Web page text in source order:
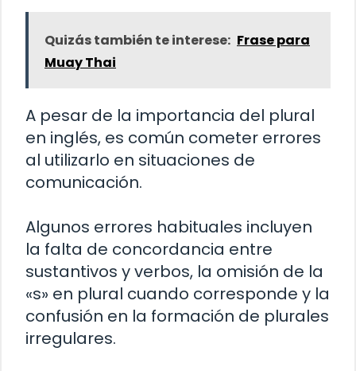
Quizás también te interese: Frase para
Muay Thai
A pesar de la importancia del plural
en inglés, es común cometer errores
al utilizarlo en situaciones de
comunicación.
Algunos errores habituales incluyen
la falta de concordancia entre
sustantivos y verbos, la omisión de la
«s» en plural cuando corresponde y la
confusión en la formación de plurales
irregulares.